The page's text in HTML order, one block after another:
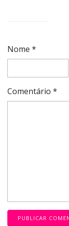
Nome *
Comentário *